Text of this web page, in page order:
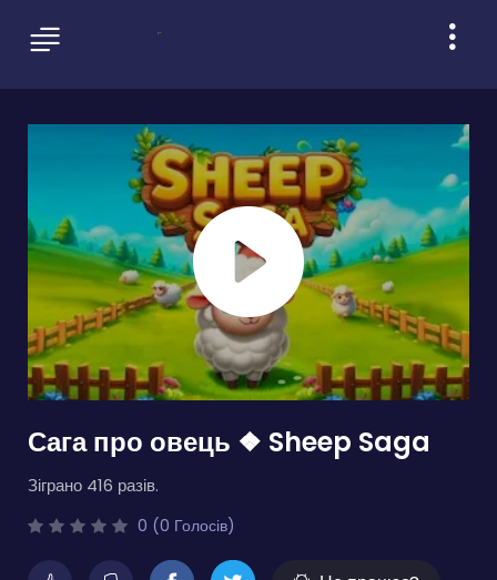
Сага про овець ❖ Sheep Saga
Зіграно 416 разів.
0 (0 Голосів)